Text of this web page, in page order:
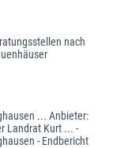
nach
... Anbieter:
Landrat Kurt ... -
- Endbericht